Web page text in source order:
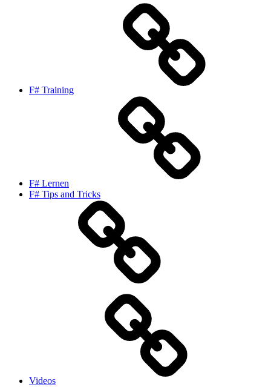
F# Training
F# Lernen
F# Tips and Tricks
Videos